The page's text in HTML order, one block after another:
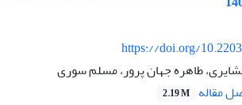
https://doi.org/
عشایری، طاهره جهان پرور، مسلم سوری
مقاله 2.19 M